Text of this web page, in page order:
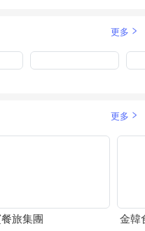
更多
更多
旅集團 金韓